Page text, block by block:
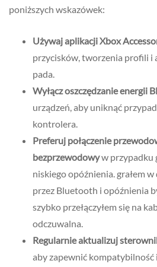
poniższych wskazówek:
Używaj aplikacji Xbox
przycisków, tworzenia profili i
pada.
Wyłącz oszczędzanie energii
urządzeń, aby uniknąć
kontrolera.
Preferuj połączenie
bezprzewodowyw przypadku
niskiego opóźnienia. grałem
przez Bluetooth i opóźnienia
szybko przełączyłem się na
odczuwalna.
Regularnie aktualizuj
aby zapewnić